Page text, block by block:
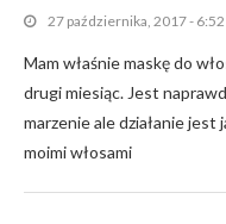
27 października, 2017 -
Mam właśnie maskę do
drugi miesiąc. Jest
marzenie ale działanie jest
moimi włosami